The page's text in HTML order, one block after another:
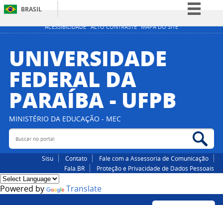
ACESSIBILIDADE ALTO CONTRASTE MAPA DO SITE
BRASIL
Simplifique!
Participe
Acesso à informação
Canais
UNIVERSIDADE
FEDERAL DA
PARAÍBA - UFPB
MINISTÉRIO DA EDUCAÇÃO - MEC
Buscar no portal
Sisu Contato
Fale com a Assessoria de Comunicação
Fala.BR
Proteção e Privacidade de Dados Pessoais
Powered by Translate